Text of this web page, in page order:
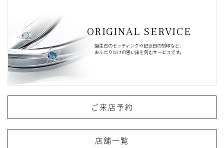
ORIGINAL SERVICE
誕生石のセッティングや記念日の刻印など、
おふたりだけの思い出を刻むサービスです。
ご来店予約
店舗一覧